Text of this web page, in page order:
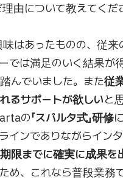
由について教えてくだ
はあったものの、従来
では満足のいく結果が
んでいました。また従
るサポートが欲しいと
の「スパルタ式」研修
インでありながらイン
期限までに確実に成果を
め、これなら普段業務